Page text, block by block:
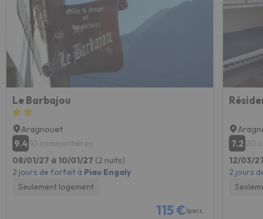
Le Barbajou
Aragnouet
9.410 commentaires
08/01/27 à 10/01/27 (2 nuits)
2 jours de forfait à Piau Engaly
Seulement logement
115 €/pers.
7.2 20
12/03/
2 jours